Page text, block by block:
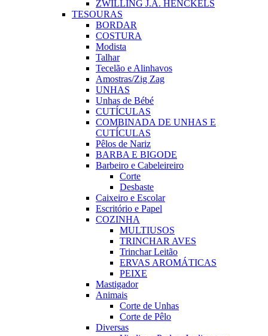
ZWILLING J.A. HENCKELS
TESOURAS
BORDAR
COSTURA
Modista
Talhar
Tecelão e Alinhavos
Amostras/Zig Zag
UNHAS
Unhas de Bébé
CUTÍCULAS
COMBINADA DE UNHAS E
CUTÍCULAS
Pêlos de Nariz
BARBA E BIGODE
Barbeiro e Cabeleireiro
Corte
Desbaste
Caixeiro e Escolar
Escritório e Papel
COZINHA
MULTIUSOS
TRINCHAR AVES
Trinchar Leitão
ERVAS AROMÁTICAS
PEIXE
Mastigador
Animais
Corte de Unhas
Corte de Pêlo
Diversas